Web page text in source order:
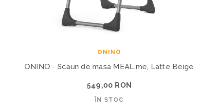
ONINO
ONINO - Scaun de masa MEAL.me, Latte Beige
549,00 RON
ÎN STOC